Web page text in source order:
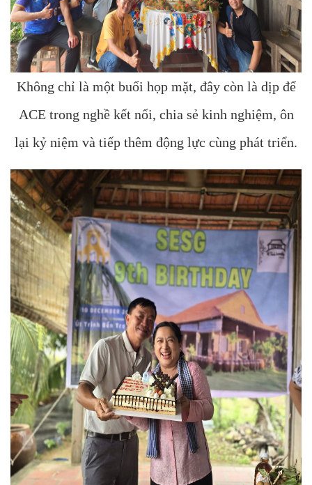
Không chỉ là một buổi họp mặt, đây còn là dịp để
ACE trong nghề kết nối, chia sẻ kinh nghiệm, ôn
lại kỷ niệm và tiếp thêm động lực cùng phát triển.